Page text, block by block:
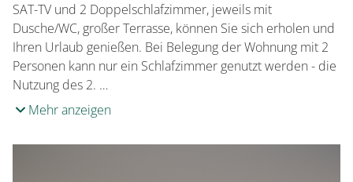
SAT-TV und 2 Doppelschlafzimmer, jeweils mit
Dusche/WC, großer Terrasse, können Sie sich erholen und
Ihren Urlaub genießen. Bei Belegung der Wohnung mit 2
Personen kann nur ein Schlafzimmer genutzt werden - die
Nutzung des 2. …
Mehr anzeigen